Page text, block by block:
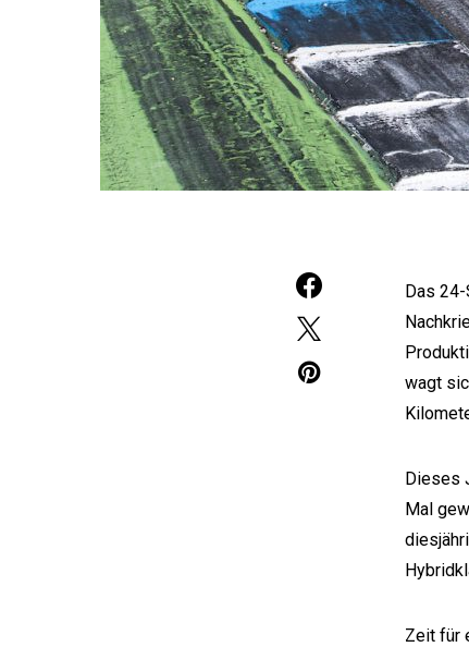
Das
wagt
Dieses
Mal
Zeit für